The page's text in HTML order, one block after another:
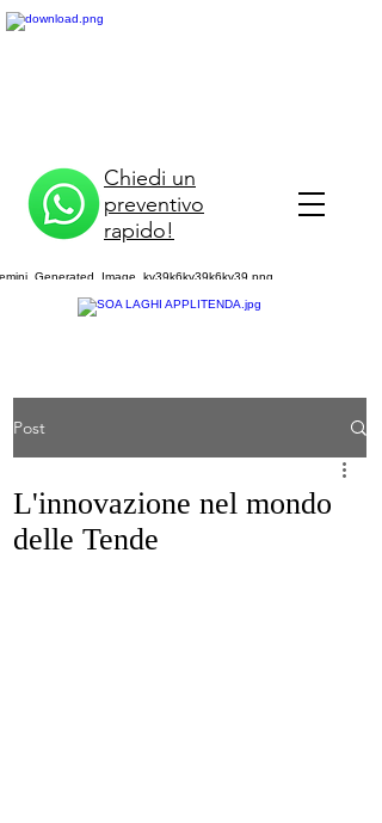
Chiedi un
preventivo
rapido!
Post
L'innovazione nel mondo
delle Tende